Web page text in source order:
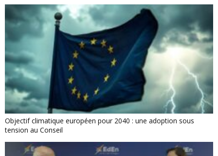
Objectif climatique européen pour 2040 : une adoption sous
tension au Conseil